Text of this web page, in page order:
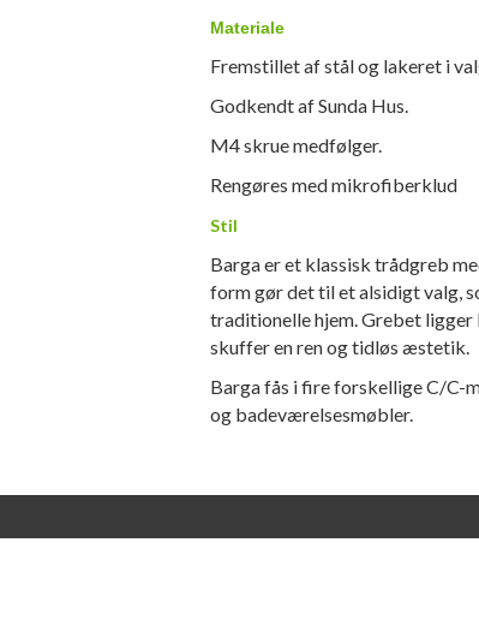
Materiale
Fremstillet af stål og lakeret i
Godkendt af Sunda Hus.
M4 skrue medfølger.
Rengøres med mikrofiberklud
Stil
Barga er et klassisk trådgreb
form gør det til et alsidigt valg,
traditionelle hjem. Grebet
skuffer en ren og tidløs æstetik.
Barga fås i fire forskellige C/C-
og badeværelsesmøbler.